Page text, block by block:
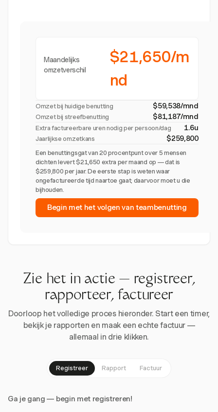
Maandelijks
omzetverschil
$21,650/m
nd
Omzet bij huidige benutting $59,538/mnd
Omzet bij streefbenutting $81,187/mnd
Extra factureerbare uren nodig per persoon/dag 1.6u
Jaarlijkse omzetkans $259,800
Een benuttingsgat van 20 procentpunt over 5 mensen
dichten levert $21,650 extra per maand op — dat is
$259,800 per jaar. De eerste stap is weten waar
ongefactureerde tijd naartoe gaat; daarvoor moet u die
bijhouden.
Begin met het volgen van teambenutting
Zie het in actie — registreer,
rapporteer, factureer
Doorloop het volledige proces hieronder. Start een timer,
bekijk je rapporten en maak een echte factuur —
allemaal in drie klikken.
Registreer Rapport Factuur
Ga je gang — begin met registreren!